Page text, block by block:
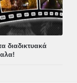
διαδικτυακά